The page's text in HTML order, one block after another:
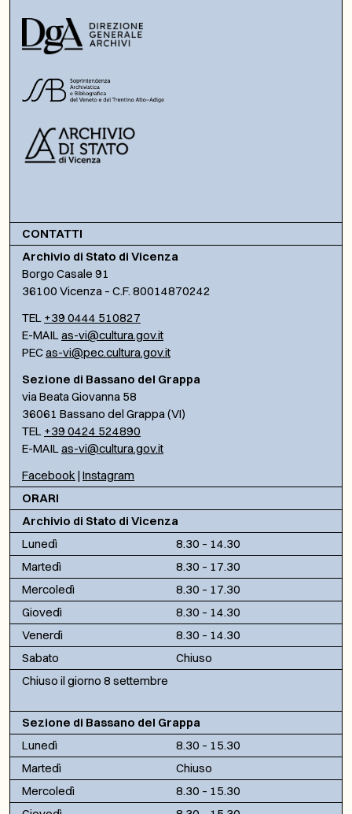
CONTATTI
Archivio di Stato di Vicenza
Borgo Casale 91
36100 Vicenza – C.F. 80014870242
TEL +39 0444 510827
E-MAILas-vi@cultura.gov.it
PECas-vi@pec.cultura.gov.it
Sezione di Bassano del Grappa
via Beata Giovanna 58
36061 Bassano del Grappa (VI)
TEL +39 0424 524890
E-MAILas-vi@cultura.gov.it
Facebook | Instagram
ORARI
Archivio di Stato di Vicenza
Lunedì
8.30 – 14.30
Martedì
8.30 – 17.30
Mercoledì
8.30 – 17.30
Giovedì
8.30 – 14.30
Venerdì
8.30 – 14.30
Sabato
Chiuso
Chiuso il giorno 8 settembre
Sezione di Bassano del Grappa
Lunedì
8.30 – 15.30
Martedì
Chiuso
Mercoledì
8.30 – 15.30